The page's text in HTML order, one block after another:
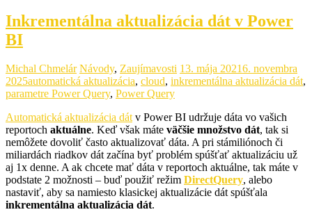
Inkrementálna aktualizácia dát v Power
BI
Michal Chmelár Návody, Zaujímavosti 13. mája 20216. novembra
2025automatická aktualizácia, cloud, inkrementálna aktualizácia dát,
parametre Power Query, Power Query
Automatická aktualizácia dátv Power BI udržuje dáta vo vašich
reportoch aktuálne. Keď však máte väčšie množstvo dát, tak si
nemôžete dovoliť často aktualizovať dáta. A pri stámiliónoch či
miliardách riadkov dát začína byť problém spúšťať aktualizáciu už
aj 1x denne. A ak chcete mať dáta v reportoch aktuálne, tak máte v
podstate 2 možnosti – buď použiť režim DirectQuery, alebo
nastaviť, aby sa namiesto klasickej aktualizácie dát spúšťala
inkrementálna aktualizácia dát.